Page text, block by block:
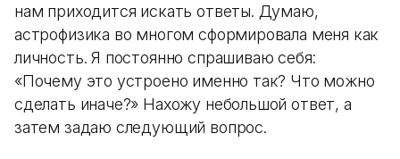
нам приходится искать ответы. Думаю,
астрофизика во многом сформировала меня как
личность. Я постоянно спрашиваю себя:
«Почему это устроено именно так? Что можно
сделать иначе?» Нахожу небольшой ответ, а
затем задаю следующий вопрос.